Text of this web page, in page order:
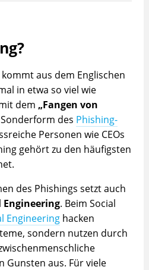
aus dem Englischen
in etwa so viel wie
dem „Fangen von
des Phishing-
Personen wie CEOs
gehört zu den häufigsten
des Phishings setzt auch
Engineering. Beim Social
Engineeringhacken
sondern nutzen durch
Gunsten aus. Für viele